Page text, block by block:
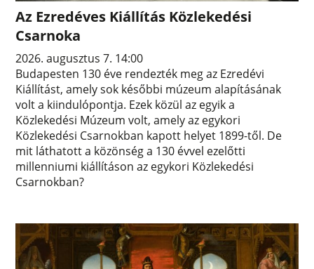
Az Ezredéves Kiállítás Közlekedési
Csarnoka
2026. augusztus 7. 14:00
Budapesten 130 éve rendezték meg az Ezredévi
Kiállítást, amely sok későbbi múzeum alapításának
volt a kiindulópontja. Ezek közül az egyik a
Közlekedési Múzeum volt, amely az egykori
Közlekedési Csarnokban kapott helyet 1899-től. De
mit láthatott a közönség a 130 évvel ezelőtti
millenniumi kiállításon az egykori Közlekedési
Csarnokban?